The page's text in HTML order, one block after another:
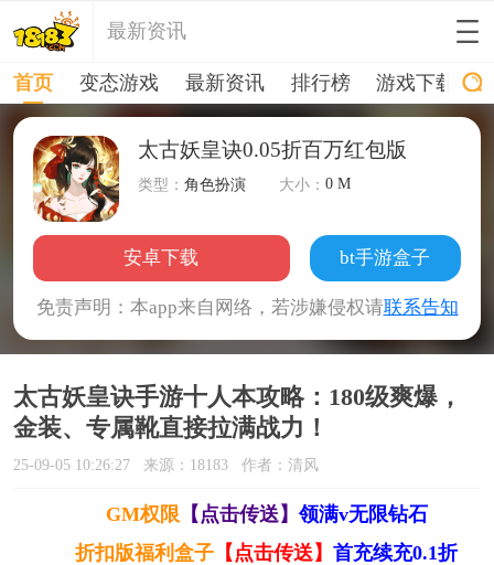
最新资讯
首页 变态游戏 最新资讯 排行榜 游戏下载
太古妖皇诀0.05折百万红包版
类型：角色扮演 大小：0 M
安卓下载 bt手游盒子
免责声明：本app来自网络，若涉嫌侵权请联系告知
太古妖皇诀手游十人本攻略：180级爽爆，
金装、专属靴直接拉满战力！
25-09-05 10:26:27 来源：18183 作者：清风
GM权限 【点击传送】 领满v无限钻石
折扣版福利盒子 【点击传送】首充续充0.1折